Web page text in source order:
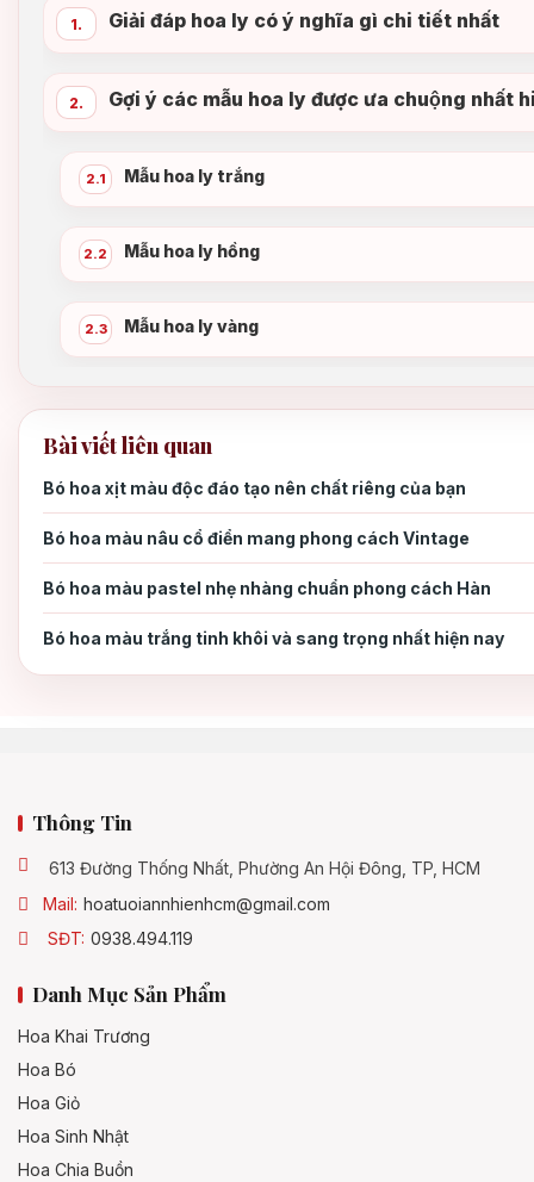
1. Giải đáp hoa ly có ý nghĩa gì chi tiết nhất
2. Gợi ý các mẫu hoa ly được ưa chuộng nhất
2.1 Mẫu hoa ly trắng
2.2 Mẫu hoa ly hồng
2.3 Mẫu hoa ly vàng
Bài viết liên quan
Bó hoa xịt màu độc đáo tạo nên chất riêng của bạn
Bó hoa màu nâu cổ điển mang phong cách Vintage
Bó hoa màu pastel nhẹ nhàng chuẩn phong cách Hàn
Bó hoa màu trắng tinh khôi và sang trọng nhất hiện nay
Thông Tin
613 Đường Thống Nhất, Phường An Hội Đông, TP, HCM
Mail: hoatuoiannhienhcm@gmail.com
SĐT: 0938.494.119
Danh Mục Sản Phẩm
Hoa Khai Trương
Hoa Bó
Hoa Giỏ
Hoa Sinh Nhật
Hoa Chia Buồn